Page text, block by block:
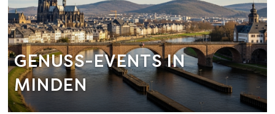
GENUSS-EVENTS IN
MINDEN